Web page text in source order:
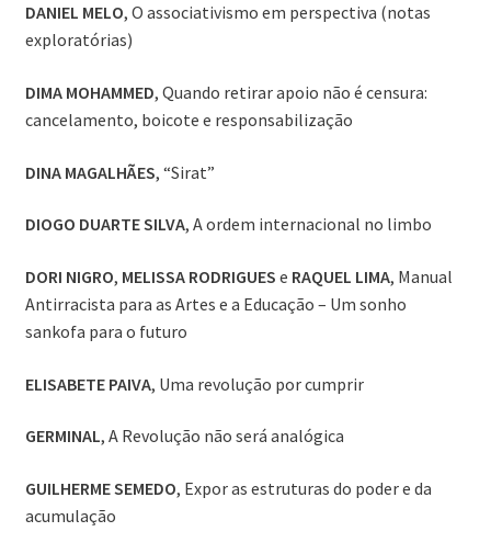
DANIEL MELO, O associativismo em perspectiva (notas
exploratórias)
DIMA MOHAMMED, Quando retirar apoio não é censura:
cancelamento, boicote e responsabilização
DINA MAGALHÃES, “Sirat”
DIOGO DUARTE SILVA, A ordem internacional no limbo
DORI NIGRO, MELISSA RODRIGUES e RAQUEL LIMA, Manual
Antirracista para as Artes e a Educação – Um sonho
sankofa para o futuro
ELISABETE PAIVA, Uma revolução por cumprir
GERMINAL, A Revolução não será analógica
GUILHERME SEMEDO, Expor as estruturas do poder e da
acumulação